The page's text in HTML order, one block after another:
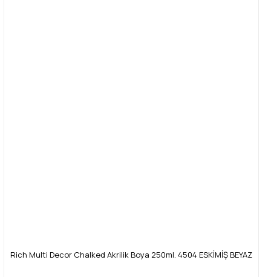
Rich Multi Decor Chalked Akrilik Boya 250ml. 4504 ESKİMİŞ BEYAZ